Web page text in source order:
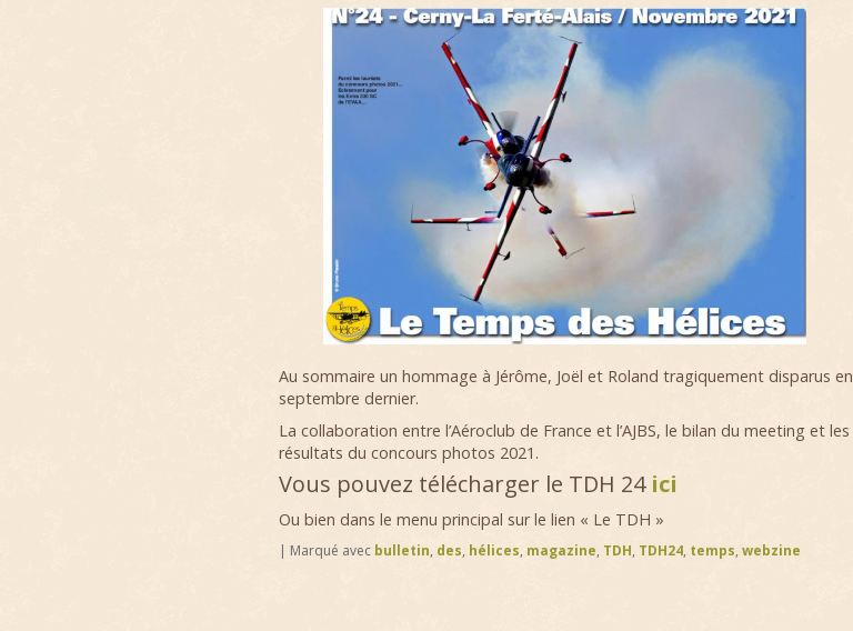
Au sommaire un hommage à Jérôme, Joël et Roland tragiquement disparus en
septembre dernier.
La collaboration entre l’Aéroclub de France et l’AJBS, le bilan du meeting et les
résultats du concours photos 2021.
Vous pouvez télécharger le TDH 24 ici
Ou bien dans le menu principal sur le lien « Le TDH »
| Marqué avec bulletin, des, hélices, magazine, TDH, TDH24, temps, webzine